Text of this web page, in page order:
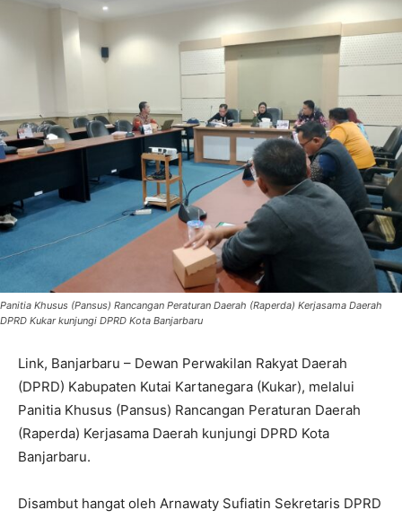
Panitia Khusus (Pansus) Rancangan Peraturan Daerah (Raperda) Kerjasama Daerah
DPRD Kukar kunjungi DPRD Kota Banjarbaru
Link, Banjarbaru – Dewan Perwakilan Rakyat Daerah
(DPRD) Kabupaten Kutai Kartanegara (Kukar), melalui
Panitia Khusus (Pansus) Rancangan Peraturan Daerah
(Raperda) Kerjasama Daerah kunjungi DPRD Kota
Banjarbaru.
Disambut hangat oleh Arnawaty Sufiatin Sekretaris DPRD